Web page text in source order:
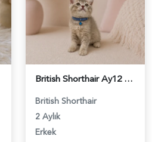
British Shorthair Ay12 Erkek Oyuncu Yavrumuz - 4895
British Shorthair
2 Aylık
Erkek